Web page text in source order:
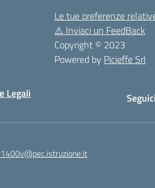
Le tue preferenze
⚠️ Inviaci un FeedBack
Copyright © 2023
Powered by Picieffe Srl
Legali